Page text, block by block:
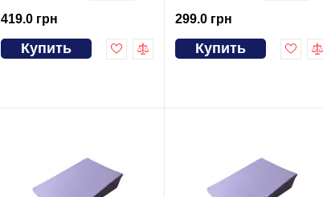
419.0 грн
Купить
299.0 грн
Купить